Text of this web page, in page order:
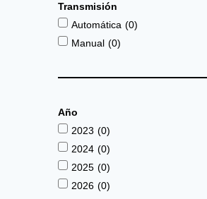
Transmisión
Automática (0)
Manual (0)
Año
2023 (0)
2024 (0)
2025 (0)
2026 (0)